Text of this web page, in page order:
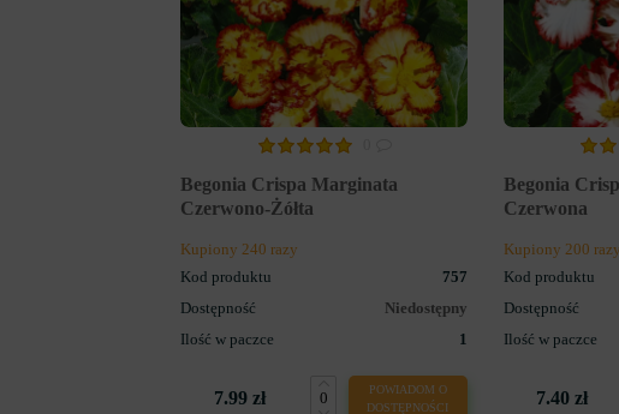
Begonia Crispa Marginata
Czerwono-Żółta
Kupiony 240 razy
Kod produktu
757
Dostępność
Niedostępny
Ilość w paczce
1
7.99 zł
POWIADOM O
DOSTĘPNOŚCI
Begonia
Czerwona
Kupiony 200 razy
Kod produktu
Dostępność
Ilość w paczce
7.40 zł